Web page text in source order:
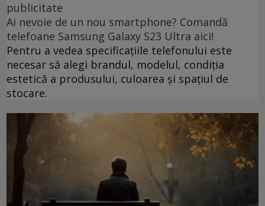
publicitate
Ai nevoie de un nou smartphone? Comandă
telefoane Samsung Galaxy S23 Ultra aici!
Pentru a vedea specificațiile telefonului este
necesar să alegi brandul, modelul, condiția
estetică a produsului, culoarea și spațiul de
stocare.